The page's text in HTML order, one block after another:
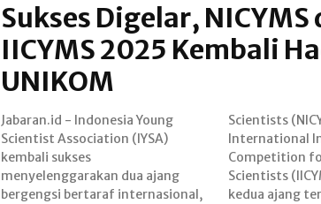
Sukses Digelar, NICYMS
IICYMS 2025 Kembali
UNIKOM
Jabaran.id - Indonesia Young
Scientist Association (IYSA)
kembali sukses
menyelenggarakan dua ajang
bergengsi bertaraf internasional,
Scientists (NICYMS) dan
International Invention
Competition for Young Moslem
Scientists (IICYMS). Tahun ini,
kedua ajang tersebut kembali